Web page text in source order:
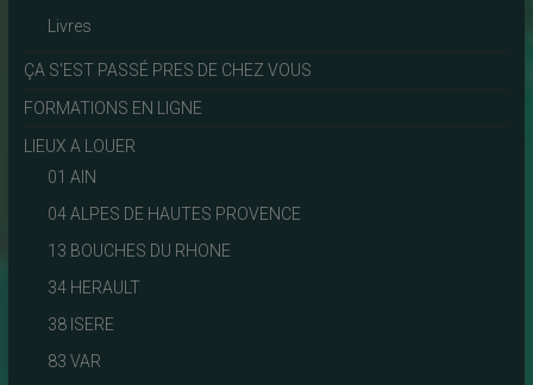
Livres
ÇA S'EST PASSÉ PRES DE CHEZ VOUS
FORMATIONS EN LIGNE
LIEUX A LOUER
01 AIN
04 ALPES DE HAUTES PROVENCE
13 BOUCHES DU RHONE
34 HERAULT
38 ISERE
83 VAR